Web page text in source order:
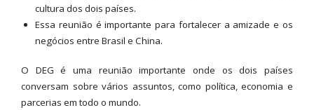
cultura dos dois países.
Essa reunião é importante para fortalecer a amizade e os
negócios entre Brasil e China.
O DEG é uma reunião importante onde os dois países
conversam sobre vários assuntos, como política, economia e
parcerias em todo o mundo.